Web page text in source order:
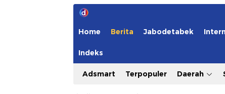
Home Berita Jabodetabek
Indeks
Adsmart Terpopuler Daerah